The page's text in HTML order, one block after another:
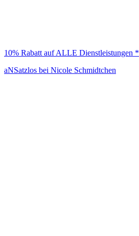
10% Rabatt auf ALLE Dienstleistungen *
aNSatzlos bei Nicole Schmidtchen